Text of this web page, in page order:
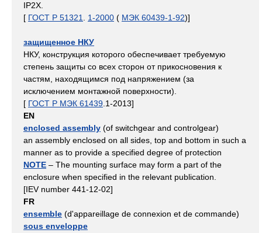
IP2X.
[ ГОСТ Р 51321 1-2000 ( МЭК 60439-1-92)]
защищенное НКУ
НКУ, конструкция которого обеспечивает требуемую
степень защиты со всех сторон от прикосновения к
частям, находящимся под напряжением (за
исключением монтажной поверхности).
[ ГОСТ Р МЭК 61439 .1-2013]
EN
enclosed assembly (of switchgear and controlgear)
an assembly enclosed on all sides, top and bottom in such a
manner as to provide a specified degree of protection
NOTE – The mounting surface may form a part of the
enclosure when specified in the relevant publication.
[IEV number 441-12-02]
FR
ensemble (d'appareillage de connexion et de commande)
sous enveloppe